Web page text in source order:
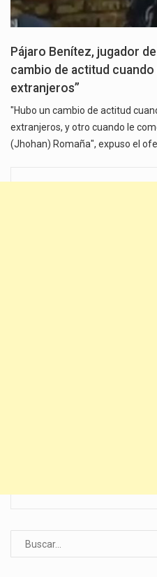
Pájaro Benítez, jugador
cambio de actitud
extranjeros”
"Hubo un cambio de actitud
extranjeros, y otro cuando le
(Jhohan) Romaña", expuso el